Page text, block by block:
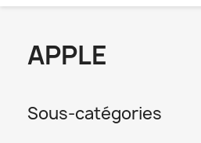
APPLE
Sous-catégories